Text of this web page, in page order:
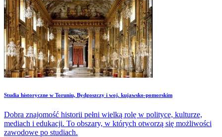
Studia historyczne w Toruniu, Bydgoszczy i woj. kujawsko-pomorskim
Dobra znajomość historii pełni wielką rolę w polityce, kulturze,
mediach i edukacji. To obszary, w których otworzą się możliwości
zawodowe po studiach.